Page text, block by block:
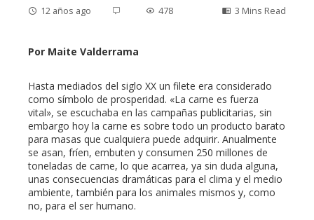
12 años ago 478 3 Mins Read
Por Maite Valderrama
Hasta mediados del siglo XX un filete era considerado
como símbolo de prosperidad. «La carne es fuerza
vital», se escuchaba en las campañas publicitarias, sin
embargo hoy la carne es sobre todo un producto barato
para masas que cualquiera puede adquirir. Anualmente
se asan, fríen, embuten y consumen 250 millones de
toneladas de carne, lo que acarrea, ya sin duda alguna,
unas consecuencias dramáticas para el clima y el medio
ambiente, también para los animales mismos y, como
no, para el ser humano.